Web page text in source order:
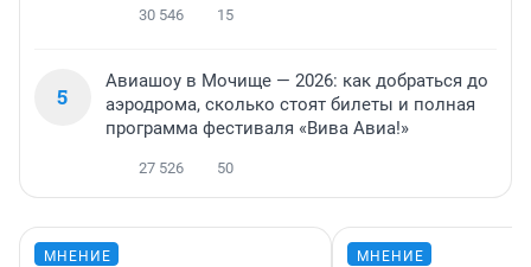
30 546 15
5
Авиашоу в Мочище — 2026: как добраться до
аэродрома, сколько стоят билеты и полная
программа фестиваля «Вива Авиа!»
27 526 50
МНЕНИЕ МНЕНИЕ